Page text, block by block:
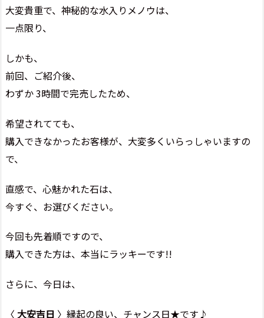
大変貴重で、神秘的な水入りメノウは、
一点限り、
しかも、
前回、ご紹介後、
わずか 3時間で完売したため、
希望されてても、
購入できなかったお客様が、大変多くいらっしゃいますの
で、
直感で、心魅かれた石は、
今すぐ、お選びください。
今回も先着順ですので、
購入できた方は、本当にラッキーです!!
さらに、今日は、
〈 大安吉日 〉縁起の良い、チャンス日★です♪